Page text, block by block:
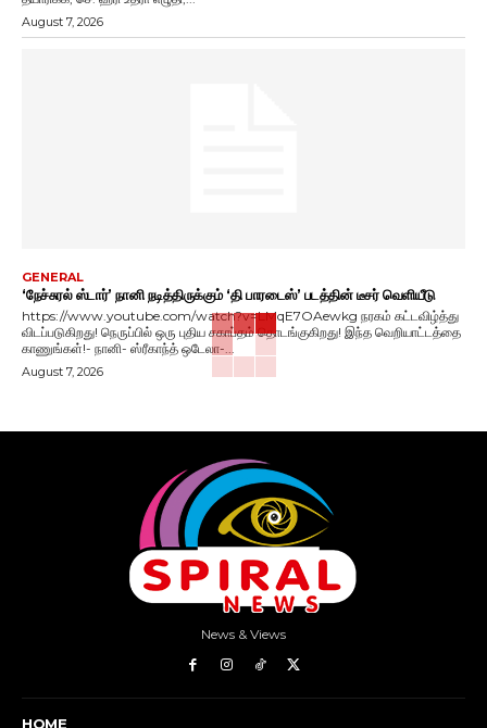
August 7, 2026
GENERAL
‘நேச்சுரல் ஸ்டார்’ நானி நடித்திருக்கும் ‘தி பாரடைஸ்’ படத்தின் டீசர் வெளியீடு
https://www.youtube.com/watch?v=LMqE7OAewkg நரகம் கட்டவிழ்த்து
விடப்படுகிறது! நெருப்பில் ஒரு புதிய சகாப்தம் தொடங்குகிறது! இந்த வெறியாட்டத்தை
காணுங்கள்!- நானி- ஸ்ரீகாந்த் ஒடேலா-...
August 7, 2026
News & Views
HOME